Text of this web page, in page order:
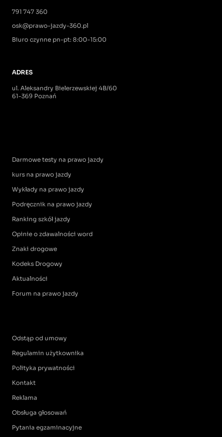
791 747 360
osk@prawo-jazdy-360.pl
Biuro czynne pn-pt: 8:00-15:00
ADRES
ul. Aleksandry Bielerzewskiej 4B/60
61-369 Poznań
Darmowe testy na prawo jazdy
kurs na prawo jazdy
Wykłady na prawo jazdy
Podręcznik na prawo jazdy
Ranking szkół jazdy
Opinie o zdawalności word
Znaki drogowe
Kodeks Drogowy
Aktualności
Forum na prawo jazdy
Odstąp od umowy
Regulamin użytkownika
Polityka prywatności
Kontakt
Reklama
Obsługa głosowań
Pytania egzaminacyjne